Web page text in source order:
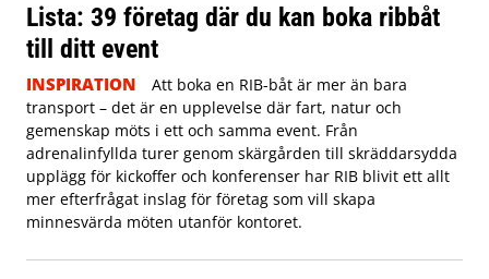
Lista: 39 företag där du kan boka ribbåt
till ditt event
INSPIRATION
Att boka en RIB-båt är mer än bara
transport – det är en upplevelse där fart, natur och
gemenskap möts i ett och samma event. Från
adrenalinfyllda turer genom skärgården till skräddarsydda
upplägg för kickoffer och konferenser har RIB blivit ett allt
mer efterfrågat inslag för företag som vill skapa
minnesvärda möten utanför kontoret.